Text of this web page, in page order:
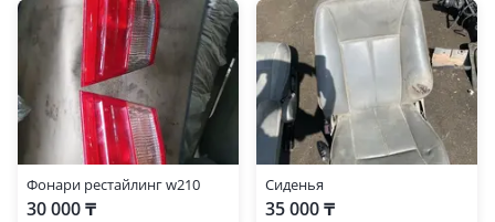
Фонари рестайлинг w210
30 000 ₸
Сиденья
35 000 ₸